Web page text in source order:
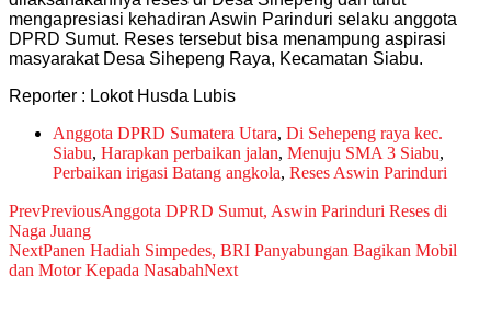
mengapresiasi kehadiran Aswin Parinduri selaku anggota
DPRD Sumut. Reses tersebut bisa menampung aspirasi
masyarakat Desa Sihepeng Raya, Kecamatan Siabu.
Reporter : Lokot Husda Lubis
Anggota DPRD Sumatera Utara, Di Sehepeng raya kec.
Siabu, Harapkan perbaikan jalan, Menuju SMA 3 Siabu,
Perbaikan irigasi Batang angkola, Reses Aswin Parinduri
PrevPreviousAnggota DPRD Sumut, Aswin Parinduri Reses di
Naga Juang
NextPanen Hadiah Simpedes, BRI Panyabungan Bagikan Mobil
dan Motor Kepada NasabahNext